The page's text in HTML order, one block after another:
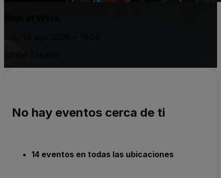
No hay eventos cerca de ti
14 eventos en todas las ubicaciones